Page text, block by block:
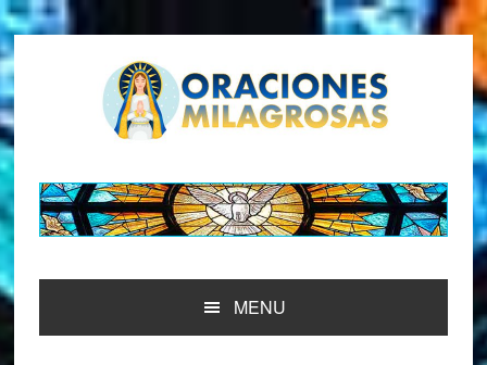
Saltar
a
la
navegación
principal
Saltar
al
contenido
principal
Saltar
a
la
barra
lateral
principal
Saltar
al
pie
de
página
MENU